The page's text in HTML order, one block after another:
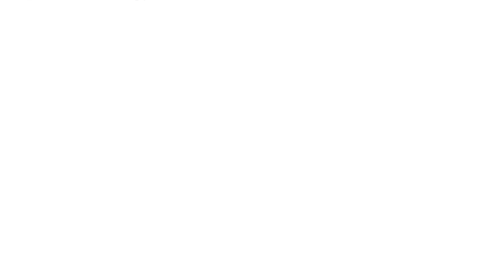
Diskon 50% Tambah Daya Hingga 28 April 2026